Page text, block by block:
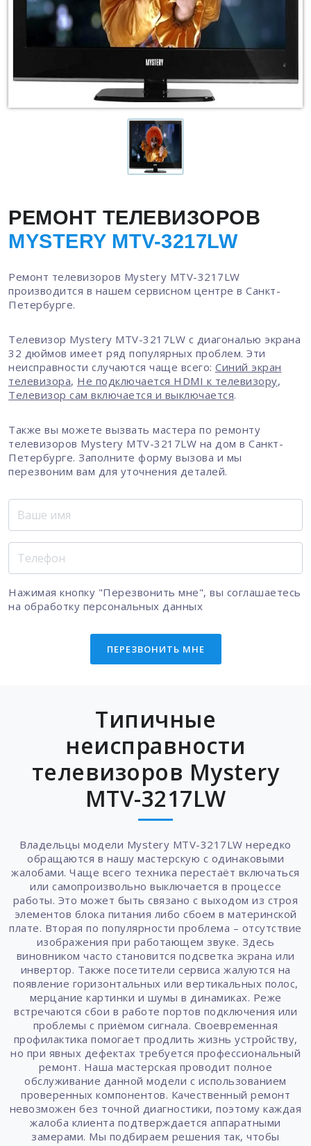
РЕМОНТ ТЕЛЕВИЗОРОВ
MYSTERY MTV-3217LW
Ремонт телевизоров Mystery MTV-3217LW
производится в нашем сервисном центре в Санкт-
Петербурге.
Телевизор Mystery MTV-3217LW с диагональю экрана
32 дюймов имеет ряд популярных проблем. Эти
неисправности случаются чаще всего: Синий экран
телевизора, Не подключается HDMI к телевизору,
Телевизор сам включается и выключается.
Также вы можете вызвать мастера по ремонту
телевизоров Mystery MTV-3217LW на дом в Санкт-
Петербурге. Заполните форму вызова и мы
перезвоним вам для уточнения деталей.
Нажимая кнопку "Перезвонить мне", вы соглашаетесь
на обработку персональных данных
ПЕРЕЗВОНИТЬ МНЕ
Типичные
неисправности
телевизоров Mystery
MTV-3217LW
Владельцы модели Mystery MTV-3217LW нередко
обращаются в нашу мастерскую с одинаковыми
жалобами. Чаще всего техника перестаёт включаться
или самопроизвольно выключается в процессе
работы. Это может быть связано с выходом из строя
элементов блока питания либо сбоем в материнской
плате. Вторая по популярности проблема – отсутствие
изображения при работающем звуке. Здесь
виновником часто становится подсветка экрана или
инвертор. Также посетители сервиса жалуются на
появление горизонтальных или вертикальных полос,
мерцание картинки и шумы в динамиках. Реже
встречаются сбои в работе портов подключения или
проблемы с приёмом сигнала. Своевременная
профилактика помогает продлить жизнь устройству,
но при явных дефектах требуется профессиональный
ремонт. Наша мастерская проводит полное
обслуживание данной модели с использованием
проверенных компонентов. Качественный ремонт
невозможен без точной диагностики, поэтому каждая
жалоба клиента подтверждается аппаратными
замерами. Мы подбираем решения так, чтобы